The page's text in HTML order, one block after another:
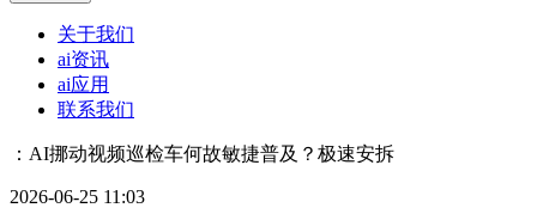
关于我们
ai资讯
ai应用
联系我们
：AI挪动视频巡检车何故敏捷普及？极速安拆
2026-06-25 11:03